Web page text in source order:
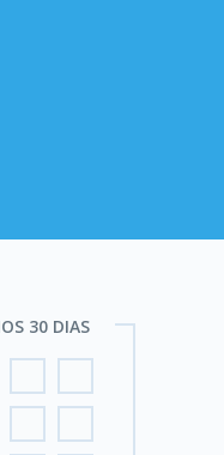
30 DIAS